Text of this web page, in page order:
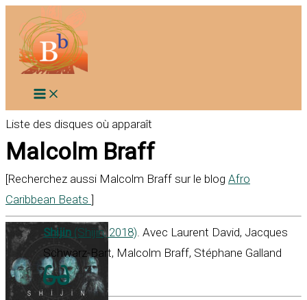
contenu
Liste des disques où apparaît
Malcolm Braff
[Recherchez aussi Malcolm Braff sur le blog Afro
Caribbean Beats ]
Shijin (Shijin, 2018). Avec Laurent David, Jacques
Schwarz-Bart, Malcolm Braff, Stéphane Galland